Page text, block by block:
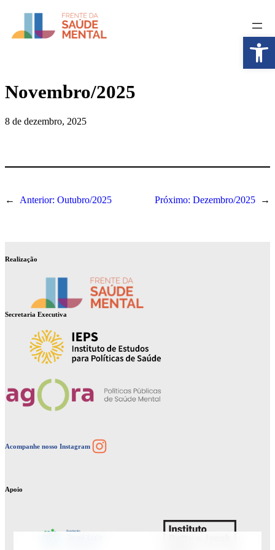
Abrir a
Novembro/2025
8 de dezembro, 2025
← Anterior: Outubro/2025 Próximo: Dezembro/2025 →
Realização
Secretaria Executiva
Acompanhe nosso InstagramInstagram
Apoio